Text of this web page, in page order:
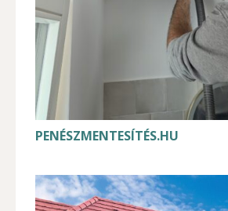
PENÉSZMENTESÍTÉS.HU